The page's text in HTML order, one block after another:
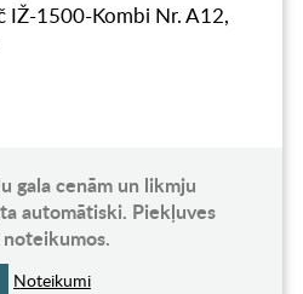
IŽ-1500-Kombi Nr. A12,
gala cenām un likmju
automātiski. Piekļuves
Noteikumi